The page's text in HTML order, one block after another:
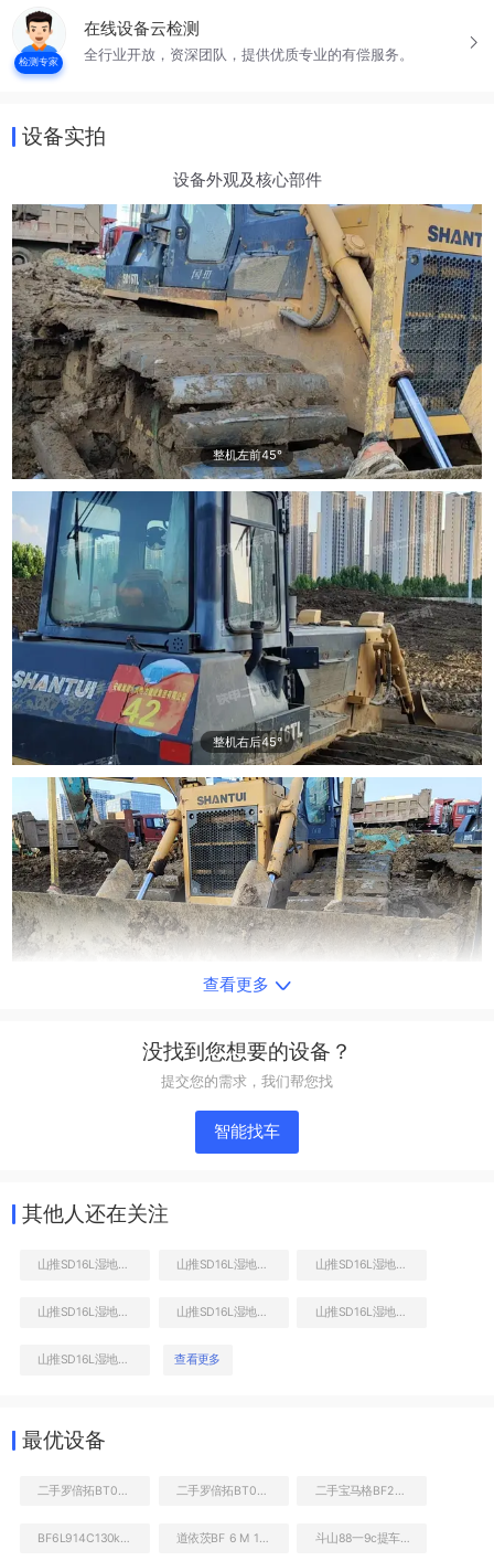
检测专家
在线设备云检测
全行业开放，资深团队，提供优质专业的有偿服务。
设备实拍
设备外观及核心部件
整机左前45°
整机右后45°
其他核心部件
查看更多
没找到您想要的设备？
提交您的需求，我们帮您找
智能找车
其他人还在关注
山推SD16L湿地型推土机 山推SD16L湿地型推土机 山推SD16L湿地型推土机
山推SD16L湿地型推土机 山推SD16L湿地型推土机 山推SD16L湿地型推土机
山推SD16L湿地型推土机 查看更多
最优设备
斗山88一9c提车报告